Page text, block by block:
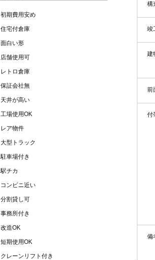
構
竣
建
前
付
備
初期費用安め
住宅付倉庫
面白い形
店舗使用可
レトロ倉庫
保証会社無
天井が高い
工場使用OK
レア物件
大型トラック
駐車場付き
駅チカ
コンビニ近い
分割貸し可
事務所付き
改造OK
短期使用OK
クレーンリフト付き